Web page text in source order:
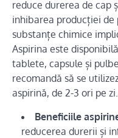
reduce durerea de cap
inhibarea producției de
substanțe chimice
Aspirina este
tablete, capsule și
recomandă să se
aspirină, de 2-3 ori pe zi.
Beneficiile
reducerea durerii și